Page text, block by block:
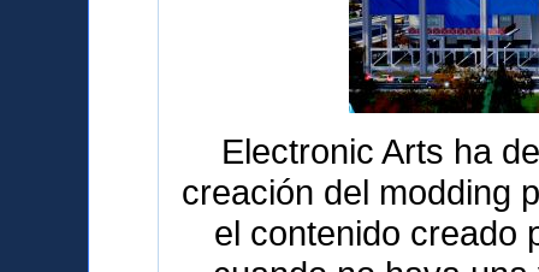
Electronic Arts ha
creación del modding
el contenido creado